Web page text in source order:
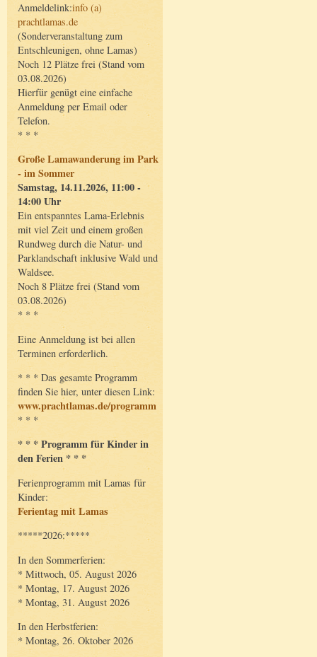
Anmeldelink:info (a)
prachtlamas.de
(Sonderveranstaltung zum
Entschleunigen, ohne Lamas)
Noch 12 Plätze frei (Stand vom
03.08.2026)
Hierfür genügt eine einfache
Anmeldung per Email oder
Telefon.
* * *
Große Lamawanderung im Park
- im Sommer
Samstag, 14.11.2026, 11:00 -
14:00 Uhr
Ein entspanntes Lama-Erlebnis
mit viel Zeit und einem großen
Rundweg durch die Natur- und
Parklandschaft inklusive Wald und
Waldsee.
Noch 8 Plätze frei (Stand vom
03.08.2026)
* * *
Eine Anmeldung ist bei allen
Terminen erforderlich.
* * * Das gesamte Programm
finden Sie hier, unter diesen Link:
www.prachtlamas.de/programm
* * *
* * * Programm für Kinder in
den Ferien * * *
Ferienprogramm mit Lamas für
Kinder:
Ferientag mit Lamas
*****2026:*****
In den Sommerferien:
* Mittwoch, 05. August 2026
* Montag, 17. August 2026
* Montag, 31. August 2026
In den Herbstferien:
* Montag, 26. Oktober 2026